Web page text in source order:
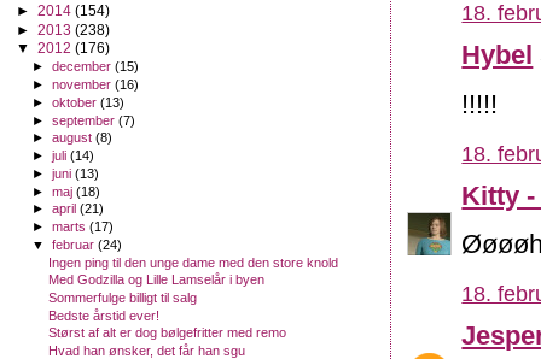
18.
Hybel
!!!!!
18.
Kitty -
18.
► 2014 (154)
► 2013 (238)
▼ 2012 (176)
►december(15)
►november(16)
►oktober(13)
►september(7)
►august(8)
►juli(14)
►juni(13)
►maj(18)
►april(21)
►marts(17)
▼februar(24)
Ingen ping til den unge dame med den store knold
Med Godzilla og Lille Lamselår i byen
Sommerfulge billigt til salg
Bedste årstid ever!
Størst af alt er dog bølgefritter med remo
Hvad han ønsker, det får han sgu